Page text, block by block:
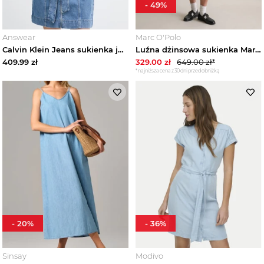
Sukienki damskie
Zobacz wszystko
Sukienki ażurowe damskie
Sukienki bawełniane damskie
Sukienki boho damskie
Sukienki bez rękawów damskie
Sukienki casual damskie
Sukienki cekinowe damskie
Sukienki codzienne damskie
Answear
Calvin Klein Jeans sukienka jeansowa niebieski
409.99 zł
Marc O'Polo
Luźna dżinsowa sukienka Marc O'Polo modrá
329.00 zł 649.00zł*
*najniższa cena z 30 dni przed obniżką
- 49%
Sinsay
-20%
Modivo
- 36%